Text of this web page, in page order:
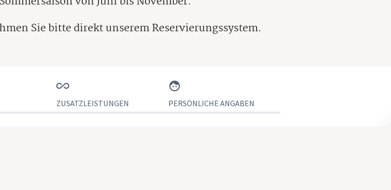
Sie bitte direkt unserem Reservierungssystem.
ZUSATZLEISTUNGEN PERSÖNLICHE ANGABEN